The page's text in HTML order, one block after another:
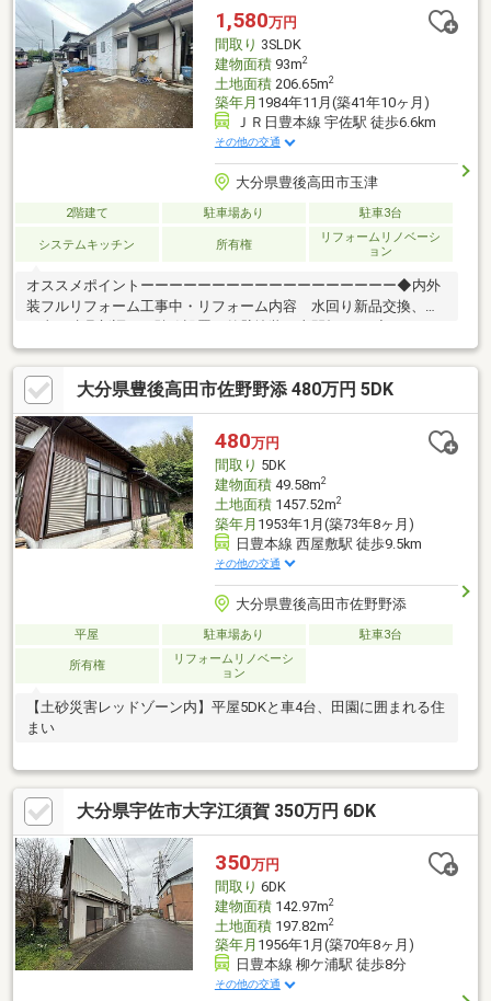
（徒歩11分/車2分）・ローソン宇佐長洲店様1700ｍ（徒歩22分/
車4分）・いしだ内科病院400ｍ（徒歩5分/車1分）
1,580万円
間取り 3SLDK
建物面積93m2
土地面積206.65m2
築年月 1984年11月(築41年10ヶ月)
ＪＲ日豊本線 宇佐駅 徒歩6.6km
その他の交通
大分県豊後高田市玉津
2階建て 駐車場あり 駐車3台
システムキッチン 所有権
リフォームリノベーシ
ョン
オススメポイントーーーーーーーーーーーーーーーーーー◆内外
装フルリフォーム工事中・リフォーム内容 水回り新品交換、床
ルまで徒歩圏内の立地◆駐車場3台分駐車可能◆上下水道完備付
帯設備ーーーーーーーーーーーーーーーーーーーーーー◆上下水
道◆食器洗浄乾燥機◆浴室暖房・乾燥機教育・学校ーーーーーー
ーーーーーーーーーーーーーーー◆桂陽小学校 約徒歩14分◆高
田中学校 約徒歩19分
大分県豊後高田市佐野野添 480万円 5DK
480万円
間取り 5DK
建物面積49.58m2
土地面積1457.52m2
築年月 1953年1月(築73年8ヶ月)
日豊本線 西屋敷駅 徒歩9.5km
その他の交通
大分県豊後高田市佐野野添
平屋 駐車場あり 駐車3台
所有権
リフォームリノベーシ
ョン
【土砂災害レッドゾーン内】平屋5DKと車4台、田園に囲まれる住
まい
大分県宇佐市大字江須賀 350万円 6DK
350万円
間取り 6DK
建物面積142.97m2
土地面積197.82m2
築年月 1956年1月(築70年8ヶ月)
日豊本線 柳ケ浦駅 徒歩8分
その他の交通